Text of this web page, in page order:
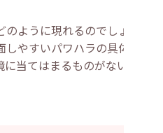
ように現れるのでしょう
やすいパワハラの具体例を
当てはまるものがないか、